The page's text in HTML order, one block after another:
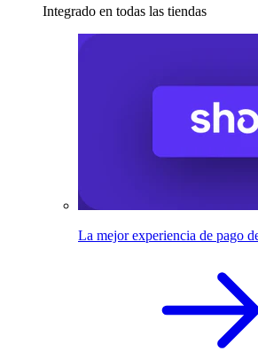
Integrado en todas las tiendas
La mejor experiencia de pago